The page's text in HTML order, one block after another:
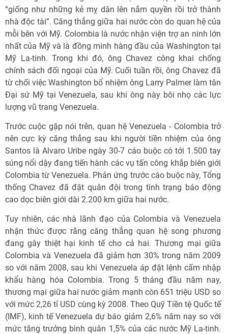
“giống như những kẻ mỵ dân lên nắm quyền rồi trở thành
nhà độc tài”. Căng thẳng giữa hai nước còn do quan hệ của
mỗi bên với Mỹ. Colombia là nước nhận viện trợ an ninh lớn
nhất của Mỹ và là đồng minh hàng đầu của Washington tại
Mỹ La-tinh. Trong khi đó, ông Chavez công khai chống
chính sách đối ngoại của Mỹ. Cuối tuần rồi, ông Chavez đã
từ chối việc Washington bổ nhiệm ông Larry Palmer làm tân
Đại sứ Mỹ tại Venezuela, sau khi ông này bôi nhọ các lực
lượng vũ trang Venezuela.
Trước cuộc gặp nói trên, quan hệ Venezuela - Colombia trở
nên cực kỳ căng thẳng sau khi người tiền nhiệm của ông
Santos là Alvaro Uribe ngày 30-7 cáo buộc có tới 1.500 tay
súng nổi dậy đang tiến hành các vụ tấn công khắp biên giới
Colombia từ Venezuela. Phản ứng trước cáo buộc này, Tổng
thống Chavez đã đặt quân đội trong tình trạng báo động
cao dọc biên giới dài 2.200 km giữa hai nước.
Tuy nhiên, các nhà lãnh đạo của Colombia và Venezuela
nhận thức được rằng căng thẳng quan hệ song phương
đang gây thiệt hại kinh tế cho cả hai. Thương mại giữa
Colombia và Venezuela đã giảm hơn 30% trong năm 2009
so với năm 2008, sau khi Venezuela áp đặt lệnh cấm nhập
khẩu hàng hóa Colombia. Trong 5 tháng đầu năm nay,
thương mại giữa hai nước giảm mạnh còn 651 triệu USD so
với mức 2,26 tỉ USD cùng kỳ 2008. Theo Quỹ Tiền tệ Quốc tế
(IMF), kinh tế Venezuela dự báo giảm 2,6% năm nay so với
mức tăng trưởng bình quân 1,5% của các nước Mỹ La-tinh.